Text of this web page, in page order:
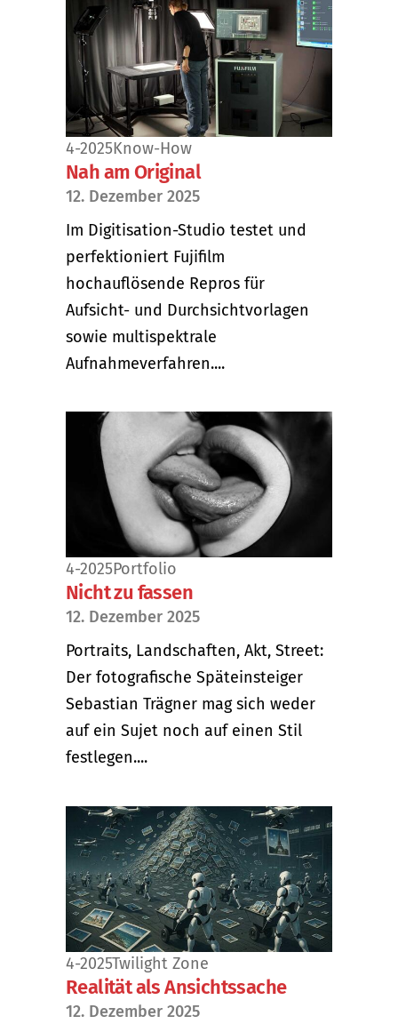
4-2025Know-How
Nah am Original
12. Dezember 2025
Im Digitisation-Studio testet und
perfektioniert Fujifilm
hochauflösende Repros für
Aufsicht- und Durchsichtvorlagen
sowie multispektrale
Aufnahmeverfahren....
4-2025Portfolio
Nicht zu fassen
12. Dezember 2025
Portraits, Landschaften, Akt, Street:
Der fotografische Späteinsteiger
Sebastian Trägner mag sich weder
auf ein Sujet noch auf einen Stil
festlegen....
4-2025Twilight Zone
Realität als Ansichtssache
12. Dezember 2025